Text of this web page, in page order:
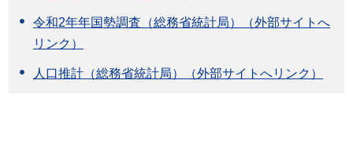
令和2年年国勢調査（総務省統計局）（外部サイトへ
リンク）
人口推計（総務省統計局）（外部サイトへリンク）